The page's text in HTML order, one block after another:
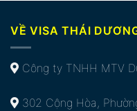
VỀ VISA THÁI
Công ty TNHH MTV
302 Cộng Hòa,